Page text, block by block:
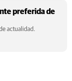
preferida de
actualidad.